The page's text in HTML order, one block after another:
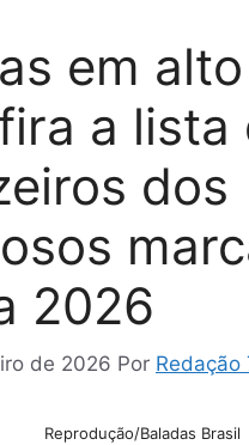
em
a lista
dos
2026
de 2026 Por Redação
Reprodução/Baladas Brasil